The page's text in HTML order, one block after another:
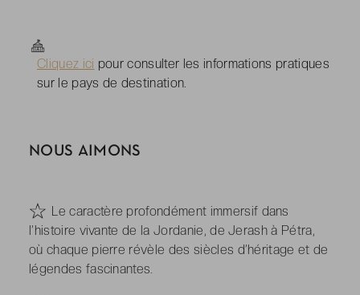
Cliquez ici pour consulter les informations pratiques
sur le pays de destination.
NOUS AIMONS
Le caractère profondément immersif dans
l’histoire vivante de la Jordanie, de Jerash à Pétra,
où chaque pierre révèle des siècles d’héritage et de
légendes fascinantes.